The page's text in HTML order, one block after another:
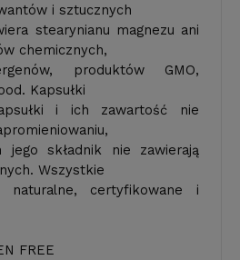
i sztucznych
stearynianu magnezu ani
chemicznych,
produktów GMO,
Kapsułki
i ich zawartość nie
jego składnik nie zawierają
Wszystkie
naturalne, certyfikowane i
FREE